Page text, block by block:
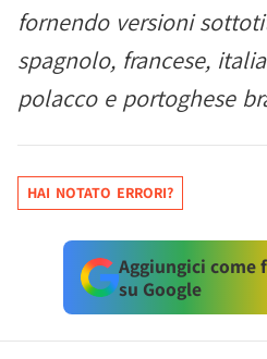
fornendo versioni
spagnolo, francese,
polacco e portoghese
HAI NOTATO ERRORI?
Aggiungici
su Google